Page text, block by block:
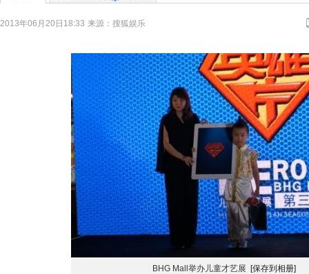
2013年06月20日18:33 来源： 搜狐娱乐
BHG Mall举办儿童才艺展 [保存到相册]